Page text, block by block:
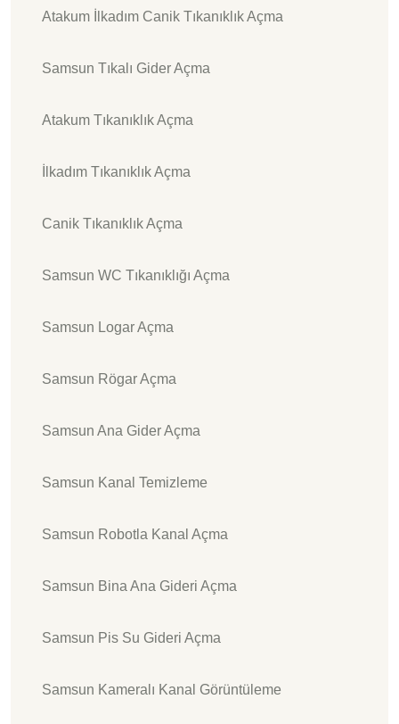
Atakum İlkadım Canik Tıkanıklık Açma
Samsun Tıkalı Gider Açma
Atakum Tıkanıklık Açma
İlkadım Tıkanıklık Açma
Canik Tıkanıklık Açma
Samsun WC Tıkanıklığı Açma
Samsun Logar Açma
Samsun Rögar Açma
Samsun Ana Gider Açma
Samsun Kanal Temizleme
Samsun Robotla Kanal Açma
Samsun Bina Ana Gideri Açma
Samsun Pis Su Gideri Açma
Samsun Kameralı Kanal Görüntüleme